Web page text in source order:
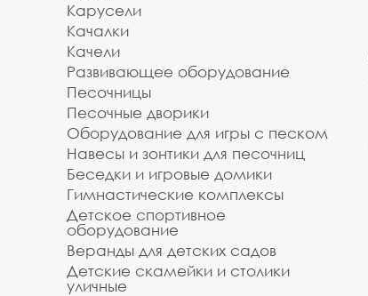
Карусели
Качалки
Качели
Развивающее оборудование
Песочницы
Песочные дворики
Оборудование для игры с песком
Навесы и зонтики для песочниц
Беседки и игровые домики
Гимнастические комплексы
Детское спортивное
оборудование
Веранды для детских садов
Детские скамейки и столики
уличные